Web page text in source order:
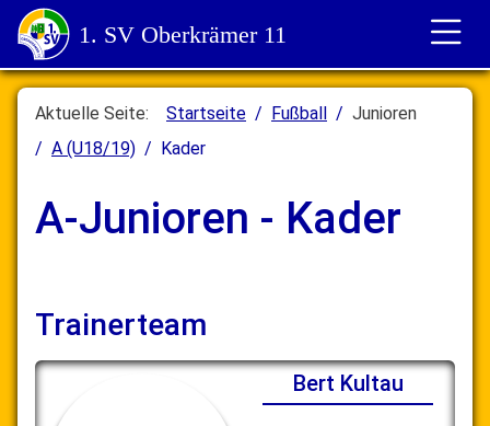
1. SV Oberkrämer 11
Aktuelle Seite: Startseite Fußball
Junioren
A (U18/19)
Kader
A-Junioren - Kader
Trainerteam
Bert Kultau